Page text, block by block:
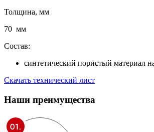
Толщина, мм
70 мм
Состав:
синтетический пористый материал
Скачать технический лист
Наши преимущества